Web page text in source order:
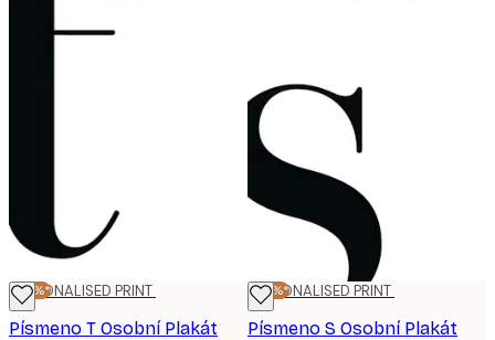
-20%*
PERSONALISED PRINT
Písmeno T Osobní Plakát
-20%*
PERSONALISED PRINT
Písmeno S Osobní Plakát